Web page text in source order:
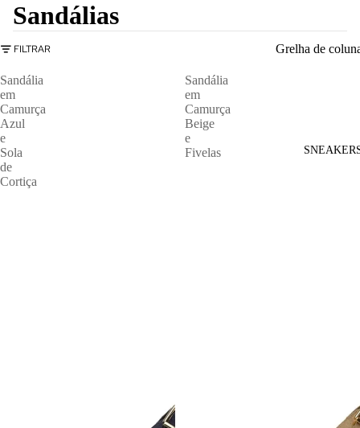
Sandálias
FILTRAR Grelha de
Sandália
em
Camurça
Azul
e
Sola
de
Cortiça
Sandália
em
Camurça
Beige
e
Fivelas